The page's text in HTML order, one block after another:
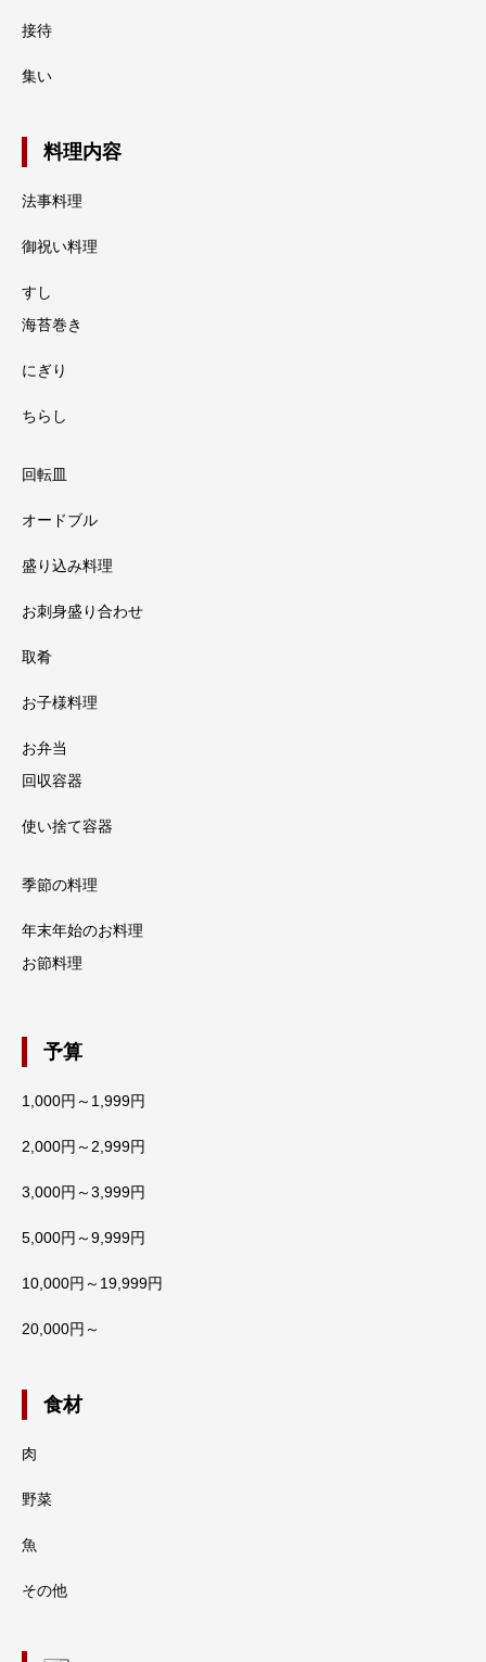
接待
集い
料理内容
法事料理
御祝い料理
すし
海苔巻き
にぎり
ちらし
回転皿
オードブル
盛り込み料理
お刺身盛り合わせ
取肴
お子様料理
お弁当
回収容器
使い捨て容器
季節の料理
年末年始のお料理
お節料理
予算
1,000円～1,999円
2,000円～2,999円
3,000円～3,999円
5,000円～9,999円
10,000円～19,999円
20,000円～
食材
肉
野菜
魚
その他